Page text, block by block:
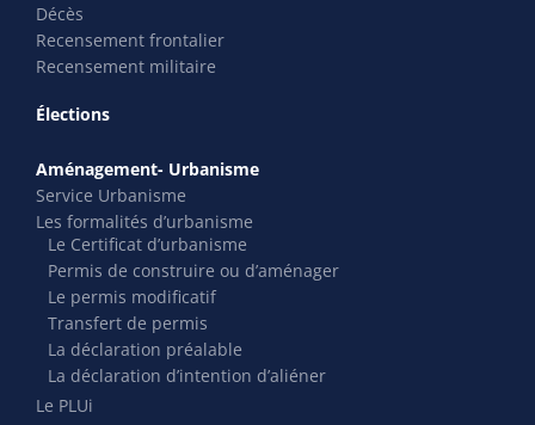
Décès
Recensement frontalier
Recensement militaire
Élections
Aménagement- Urbanisme
Service Urbanisme
Les formalités d’urbanisme
Le Certificat d’urbanisme
Permis de construire ou d’aménager
Le permis modificatif
Transfert de permis
La déclaration préalable
La déclaration d’intention d’aliéner
Le PLUi